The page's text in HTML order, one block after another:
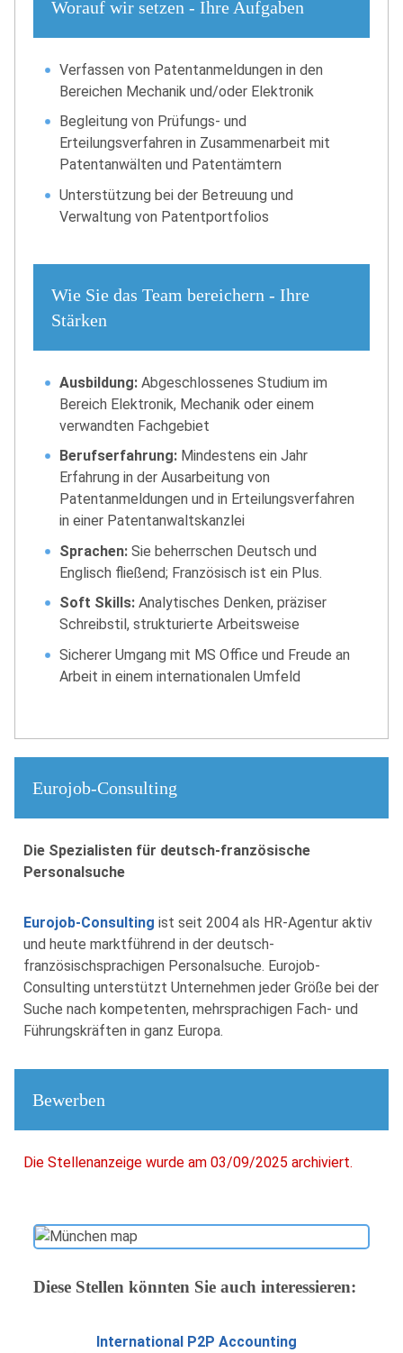
Worauf wir setzen - Ihre Aufgaben
Verfassen von Patentanmeldungen in den
Bereichen Mechanik und/oder Elektronik
Begleitung von Prüfungs- und
Erteilungsverfahren in Zusammenarbeit mit
Patentanwälten und Patentämtern
Unterstützung bei der Betreuung und
Verwaltung von Patentportfolios
Wie Sie das Team bereichern - Ihre
Stärken
Ausbildung: Abgeschlossenes Studium im
Bereich Elektronik, Mechanik oder einem
verwandten Fachgebiet
Berufserfahrung: Mindestens ein Jahr
Erfahrung in der Ausarbeitung von
Patentanmeldungen und in Erteilungsverfahren
in einer Patentanwaltskanzlei
Sprachen: Sie beherrschen Deutsch und
Englisch fließend; Französisch ist ein Plus.
Soft Skills: Analytisches Denken, präziser
Schreibstil, strukturierte Arbeitsweise
Sicherer Umgang mit MS Office und Freude an
Arbeit in einem internationalen Umfeld
Eurojob-Consulting
Die Spezialisten für deutsch-französische
Personalsuche
Eurojob-Consulting ist seit 2004 als HR-Agentur aktiv
und heute marktführend in der deutsch-
französischsprachigen Personalsuche. Eurojob-
Consulting unterstützt Unternehmen jeder Größe bei der
Suche nach kompetenten, mehrsprachigen Fach- und
Führungskräften in ganz Europa.
Bewerben
Die Stellenanzeige wurde am 03/09/2025 archiviert.
Diese Stellen könnten Sie auch interessieren:
International P2P Accounting